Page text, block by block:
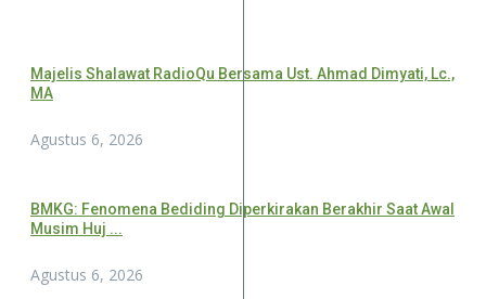
Majelis Shalawat RadioQu Bersama Ust. Ahmad Dimyati, Lc.,
MA
Agustus 6, 2026
BMKG: Fenomena Bediding Diperkirakan Berakhir Saat Awal
Musim Huj ...
Agustus 6, 2026